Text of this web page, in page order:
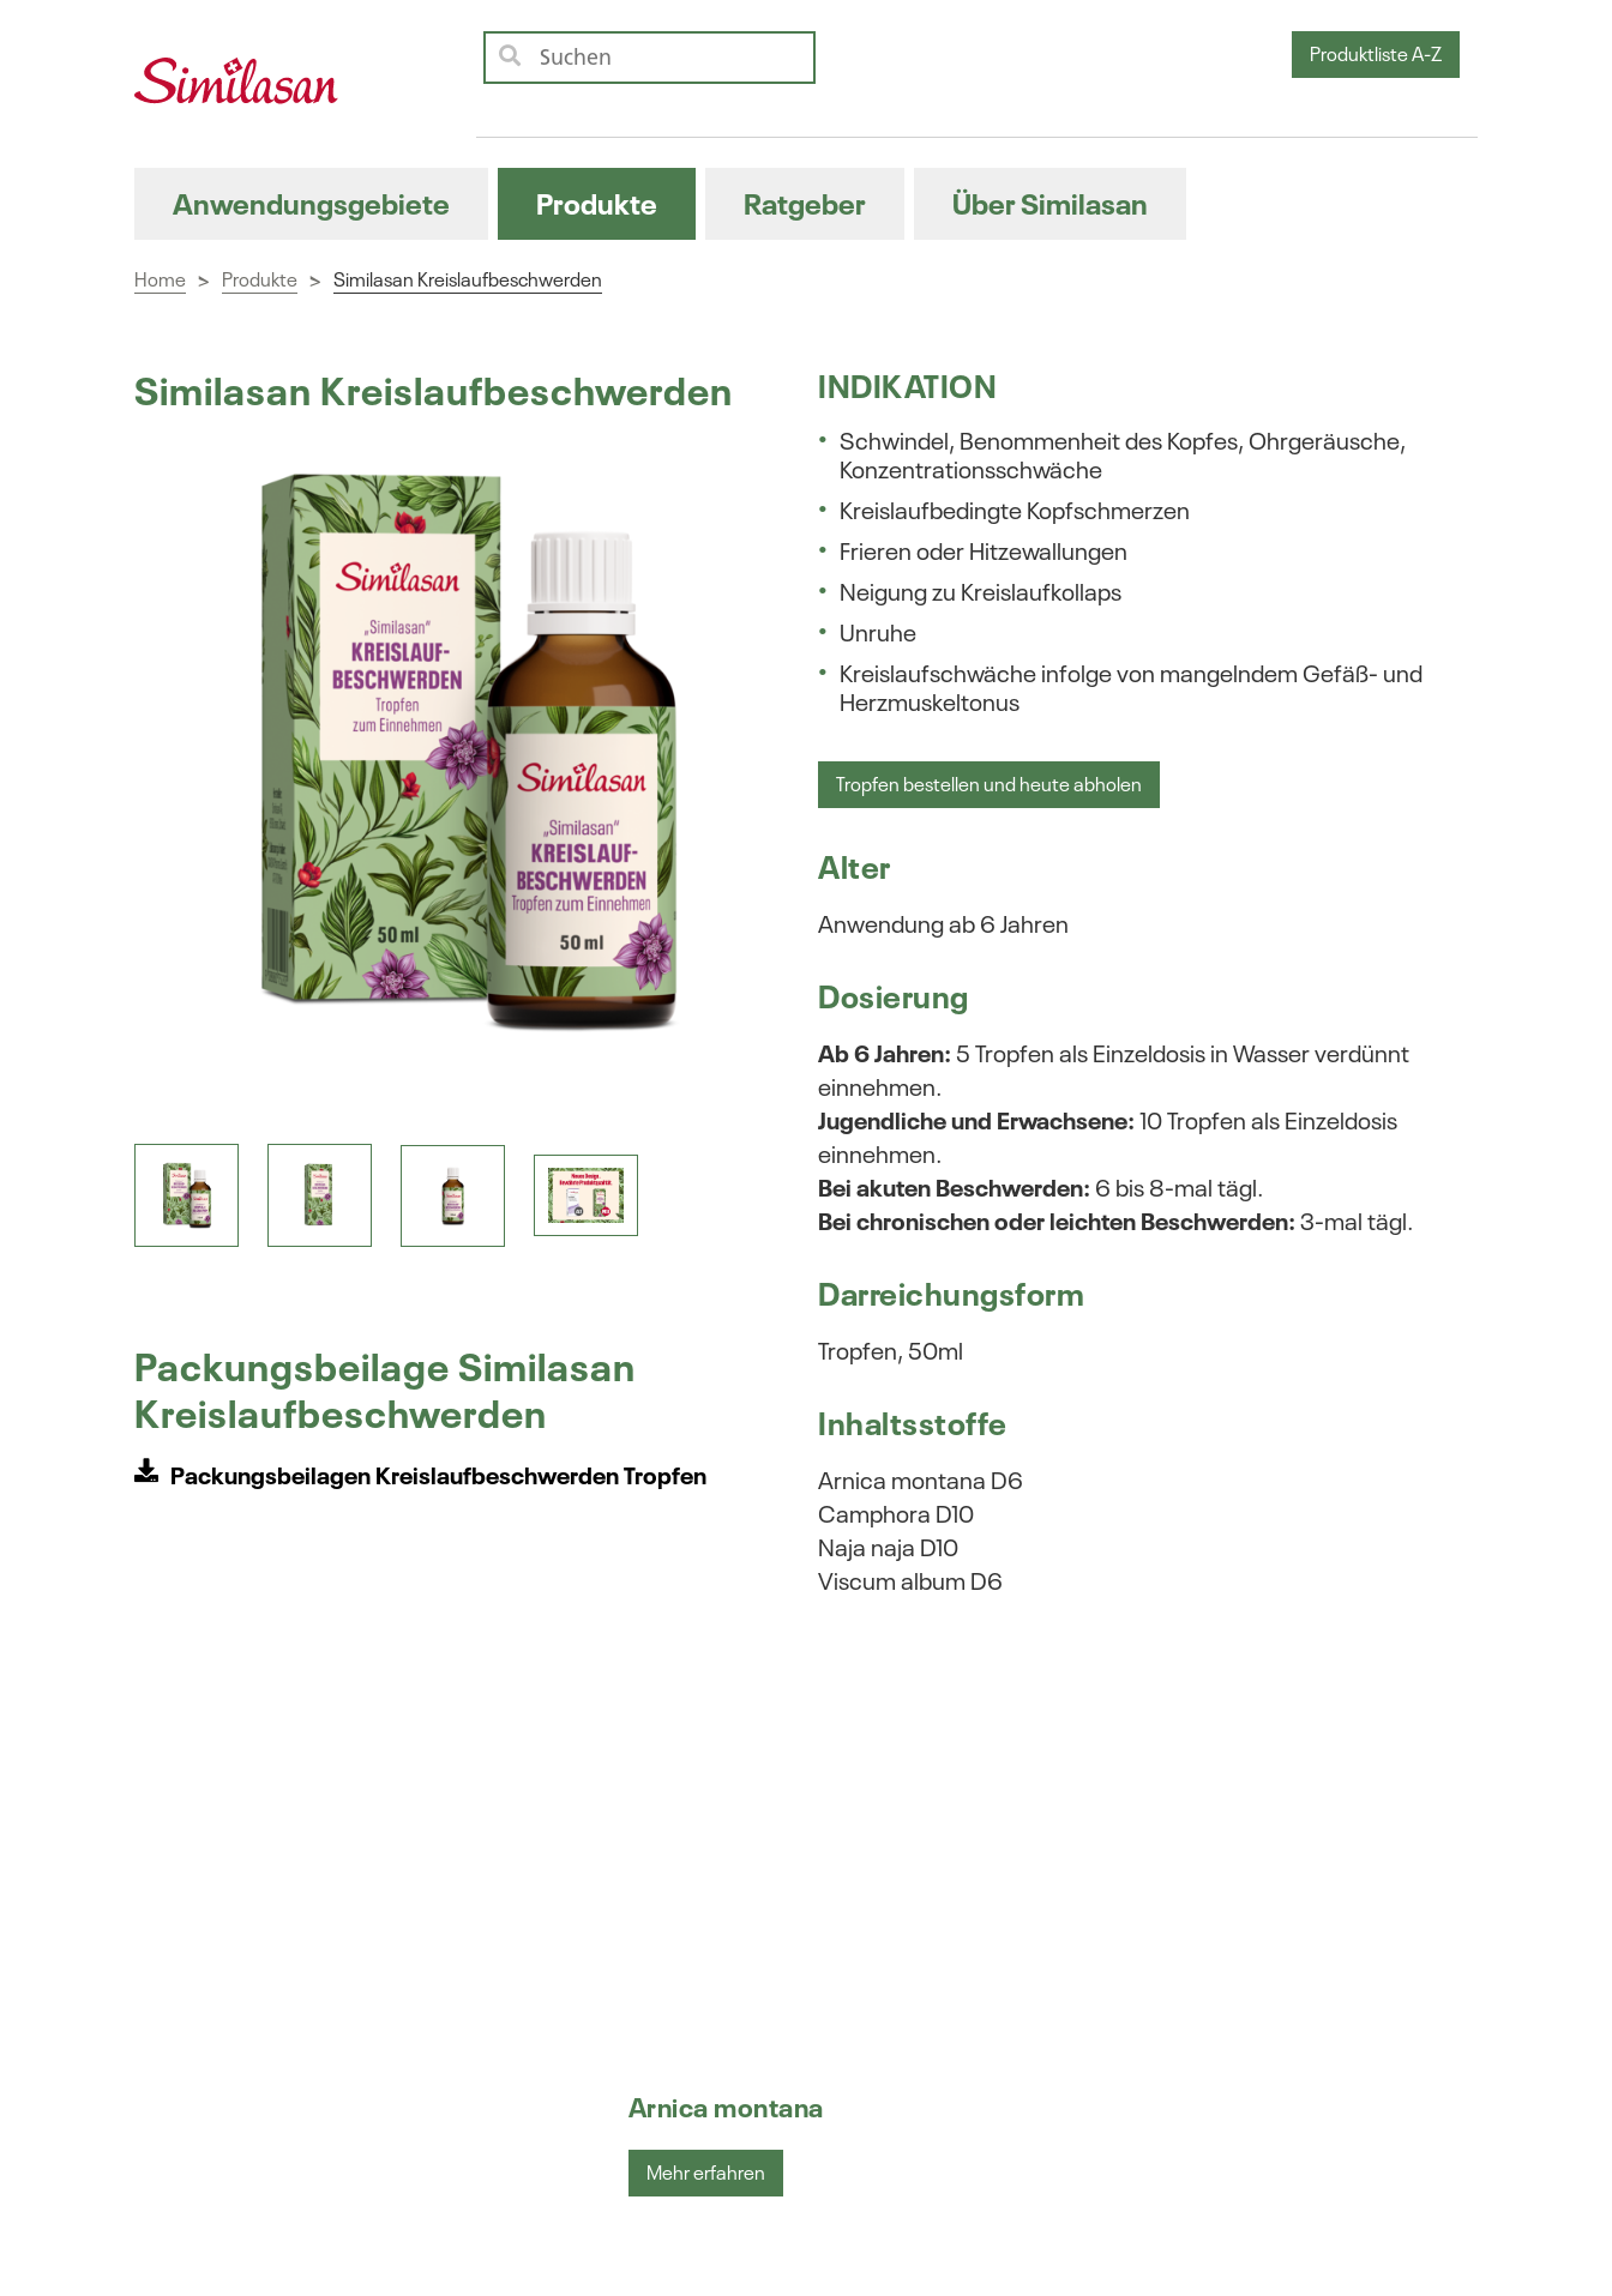
Produktliste A-Z
Anwendungsgebiete Produkte Ratgeber Über Similasan
Home > Produkte > Similasan Kreislaufbeschwerden
Similasan Kreislaufbeschwerden
Packungsbeilage Similasan
Kreislaufbeschwerden
Packungsbeilagen Kreislaufbeschwerden Tropfen
INDIKATION
Schwindel, Benommenheit des Kopfes, Ohrgeräusche,
Konzentrationsschwäche
Kreislaufbedingte Kopfschmerzen
Frieren oder Hitzewallungen
Neigung zu Kreislaufkollaps
Unruhe
Kreislaufschwäche infolge von mangelndem Gefäß- und
Herzmuskeltonus
Tropfen bestellen und heute abholen
Alter
Anwendung ab 6 Jahren
Dosierung
Ab 6 Jahren: 5 Tropfen als Einzeldosis in Wasser verdünnt
einnehmen.
Jugendliche und Erwachsene:10 Tropfen als Einzeldosis
einnehmen.
Bei akuten Beschwerden: 6 bis 8-mal tägl.
Bei chronischen oder leichten Beschwerden:3-mal tägl.
Darreichungsform
Tropfen, 50ml
Inhaltsstoffe
Arnica montana D6
Camphora D10
Naja naja D10
Viscum album D6
Arnica montana
Mehr erfahren